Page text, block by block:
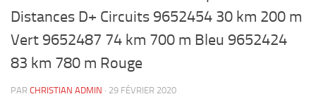
Distances D+ Circuits 9652454 30 km 200 m
Vert 9652487 74 km 700 m Bleu 9652424
83 km 780 m Rouge
PAR CHRISTIAN ADMIN · 29 FÉVRIER 2020